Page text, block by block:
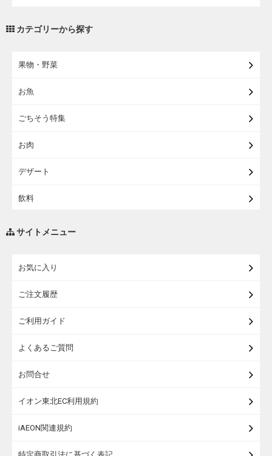
カテゴリーから探す
果物・野菜
お魚
ごちそう特集
お肉
デザート
飲料
サイトメニュー
お気に入り
ご注文履歴
ご利用ガイド
よくあるご質問
お問合せ
イオン東北EC利用規約
iAEON関連規約